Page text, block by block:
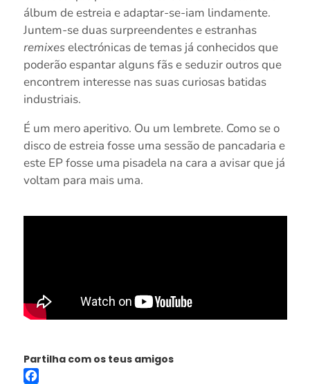
álbum de estreia e adaptar-se-iam lindamente.
Juntem-se duas surpreendentes e estranhas
remixeselectrónicas de temas já conhecidos que
poderão espantar alguns fãs e seduzir outros que
encontrem interesse nas suas curiosas batidas
industriais.
É um mero aperitivo. Ou um lembrete. Como se o
disco de estreia fosse uma sessão de pancadaria e
este EP fosse uma pisadela na cara a avisar que já
voltam para mais uma.
Partilha com os teus amigos